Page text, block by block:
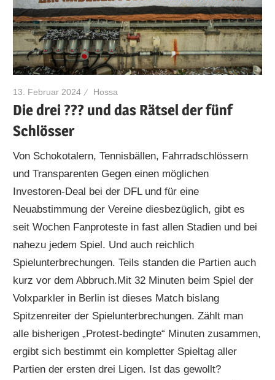
13. Februar 2024 Hossa
Die drei ??? und das Rätsel der fünf
Schlösser
Von Schokotalern, Tennisbällen, Fahrradschlössern
und Transparenten Gegen einen möglichen
Investoren-Deal bei der DFL und für eine
Neuabstimmung der Vereine diesbezüglich, gibt es
seit Wochen Fanproteste in fast allen Stadien und bei
nahezu jedem Spiel. Und auch reichlich
Spielunterbrechungen. Teils standen die Partien auch
kurz vor dem Abbruch.Mit 32 Minuten beim Spiel der
Volxparkler in Berlin ist dieses Match bislang
Spitzenreiter der Spielunterbrechungen. Zählt man
alle bisherigen „Protest-bedingte“ Minuten zusammen,
ergibt sich bestimmt ein kompletter Spieltag aller
Partien der ersten drei Ligen. Ist das gewollt?